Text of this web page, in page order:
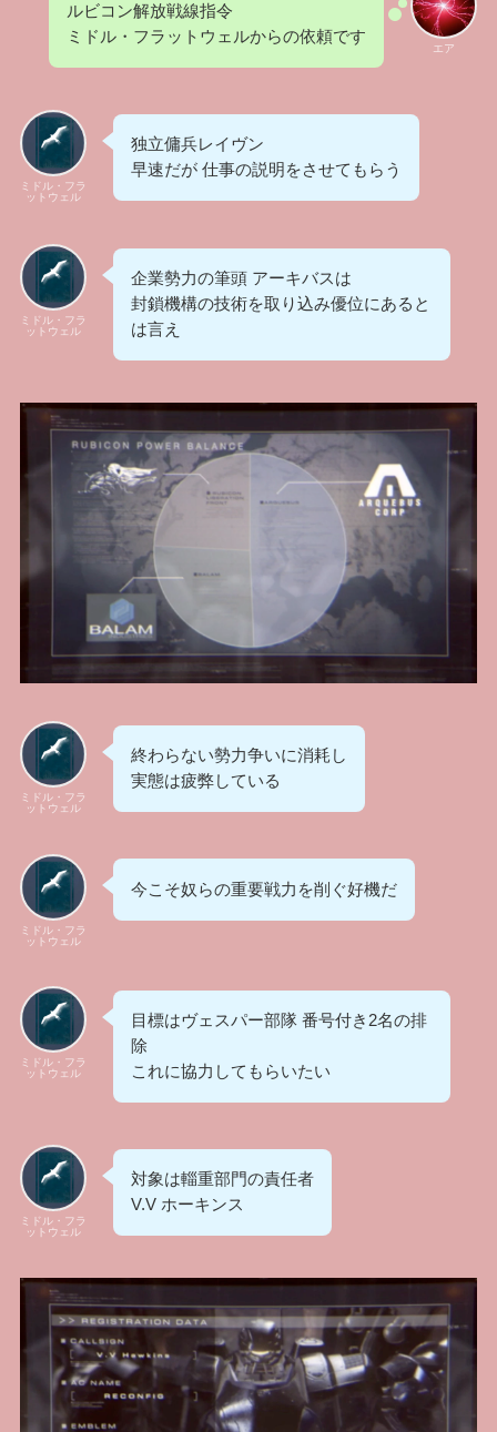
エア
ルビコン解放戦線指令
ミドル・フラットウェルからの依頼です
ミドル・フラ
ットウェル
独立傭兵レイヴン
早速だが 仕事の説明をさせてもらう
ミドル・フラ
ットウェル
企業勢力の筆頭 アーキバスは
封鎖機構の技術を取り込み優位にあると
は言え
ミドル・フラ
ットウェル
終わらない勢力争いに消耗し
実態は疲弊している
ミドル・フラ
ットウェル
今こそ奴らの重要戦力を削ぐ好機だ
ミドル・フラ
ットウェル
目標はヴェスパー部隊 番号付き2名の排
除
これに協力してもらいたい
ミドル・フラ
ットウェル
対象は輜重部門の責任者
V.V ホーキンス